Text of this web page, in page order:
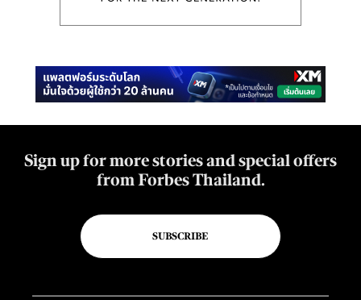
Sign up for more stories and special offers
from Forbes Thailand.
SUBSCRIBE